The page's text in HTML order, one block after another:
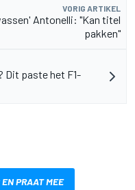
VORIG ARTIKEL
Antonelli: "Kan titel
pakken"
Dit paste het F1-
PRAAT MEE